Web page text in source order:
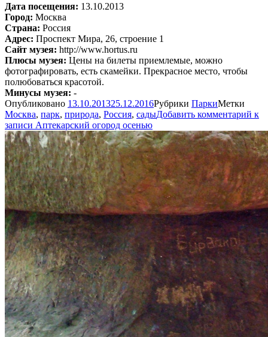
Дата посещения: 13.10.2013
Город: Москва
Страна: Россия
Адрес: Проспект Мира, 26, строение 1
Сайт музея: http://www.hortus.ru
Плюсы музея: Цены на билеты приемлемые, можно
фотографировать, есть скамейки. Прекрасное место, чтобы
полюбоваться красотой.
Минусы музея: -
Опубликовано 13.10.201325.12.2016Рубрики ПаркиМетки
Москва, парк, природа, Россия, садыДобавить комментарий к
записи Аптекарский огород осенью